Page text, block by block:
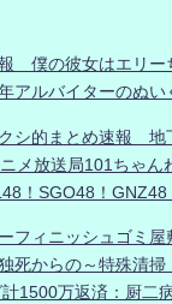
僕の彼女はエリー
アルバイターのぬ
シ的まとめ速報 地
メ放送局101ちゃん
！SGO48！GNZ48
フィニッシュゴミ屋
死からの～特殊清掃
1500万返済：厨二